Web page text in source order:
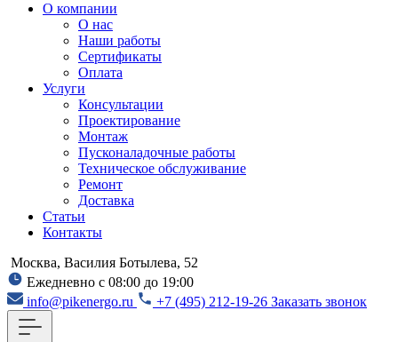
О компании
О нас
Наши работы
Сертификаты
Оплата
Услуги
Консультации
Проектирование
Монтаж
Пусконаладочные работы
Техническое обслуживание
Ремонт
Доставка
Статьи
Контакты
Москва, Василия Ботылева, 52
Ежедневно с 08:00 до 19:00
info@pikenergo.ru
+7 (495) 212-19-26 Заказать звонок